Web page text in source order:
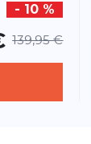
- 10 %
139,95 €